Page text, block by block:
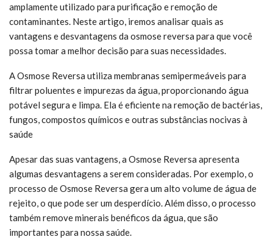
amplamente utilizado para purificação e remoção de
contaminantes. Neste artigo, iremos analisar quais as
vantagens e desvantagens da osmose reversa para que você
possa tomar a melhor decisão para suas necessidades.
A Osmose Reversa utiliza membranas semipermeáveis para
filtrar poluentes e impurezas da água, proporcionando água
potável segura e limpa. Ela é eficiente na remoção de bactérias,
fungos, compostos químicos e outras substâncias nocivas à
saúde
Apesar das suas vantagens, a Osmose Reversa apresenta
algumas desvantagens a serem consideradas. Por exemplo, o
processo de Osmose Reversa gera um alto volume de água de
rejeito, o que pode ser um desperdício. Além disso, o processo
também remove minerais benéficos da água, que são
importantes para nossa saúde.